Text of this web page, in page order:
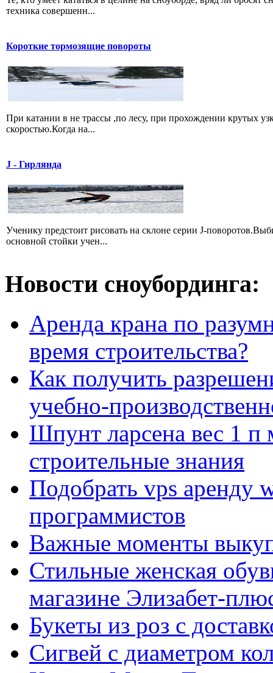
техника совершенн...
Короткие тормозящие повороты
При катании в не трассы ,по лесу, при прохождении крутых
скоростью.Когда на...
J - Гирлянда
Ученику предстоит рисовать на склоне серии J-
основной стойки учен...
Новости сноубординга:
Аренда крана по
время строительства?
Как получить
учебно-
Шпунт ларсена вес 1 п
строительные знания
Подобрать vps аренду
программистов
Важные моменты
Стильные женская
магазине Элизабет-
Букеты из роз с
Сигвей с диаметром